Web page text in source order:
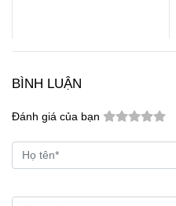
BÌNH LUẬN
Đánh giá của bạn